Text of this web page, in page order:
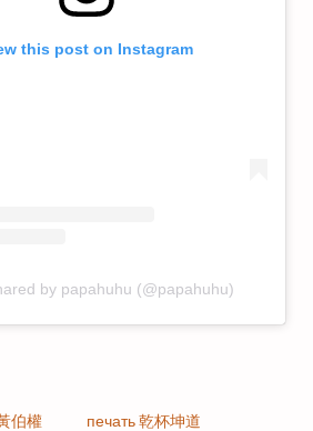
this post on Instagram
by papahuhu (@papahuhu)
伯權
печать 乾杯坤道